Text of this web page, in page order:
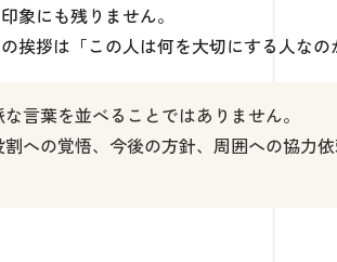
象にも残りません。
挨拶は「この人は何を大切にする人なの
言葉を並べることではありません。
への覚悟、今後の方針、周囲への協力